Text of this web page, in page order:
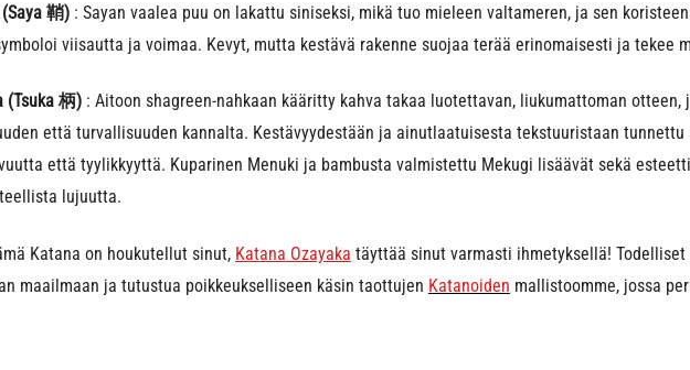
鞘): Sayan vaalea puu on lakattu siniseksi, mikä tuo mieleen valtameren, ja sen
viisautta ja voimaa. Kevyt, mutta kestävä rakenne suojaa terää erinomaisesti ja tekee
(Tsuka 柄): Aitoon shagreen-nahkaan kääritty kahva takaa luotettavan, liukumattoman otteen,
että turvallisuuden kannalta. Kestävyydestään ja ainutlaatuisesta tekstuuristaan tunnettu
että tyylikkyyttä. Kuparinen Menuki ja bambusta valmistettu Mekugi lisäävät sekä
lujuutta.
Katana on houkutellut sinut, Katana Ozayaka täyttää sinut varmasti ihmetyksellä!
maailmaan ja tutustua poikkeukselliseen käsin taottujen Katanoiden mallistoomme, jossa